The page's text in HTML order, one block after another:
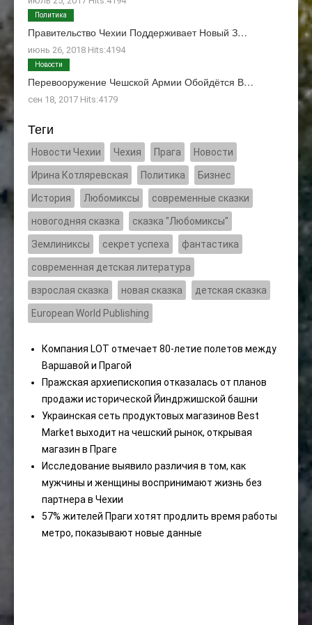
Правительство Чехии Поддерживает Новый З…
июнь 26, 2018 Hits:4194
Политика
Перевооружение Чешской Армии Обойдётся В…
сен 18, 2017 Hits:4179
Новости
Теги
Новости Чехии Чехия Прага Новости
Ирина Котляревская Политика Бизнес
История Любомиксы современные сказки
новогодняя сказка сказка "Любомиксы"
Землиниксы секрет успеха фантастика
современная детская литература
взрослая сказка новая сказка детская сказка
European World Publishing
Компания LOT отмечает 80-летие полетов между
Варшавой и Прагой
Пражская архиепископия отказалась от планов
продажи исторической Йиндржишской башни
Украинская сеть продуктовых магазинов Best
Market выходит на чешский рынок, открывая
магазин в Праге
Исследование выявило различия в том, как
мужчины и женщины воспринимают жизнь без
партнера в Чехии
57% жителей Праги хотят продлить время работы
метро, ​​показывают новые данные